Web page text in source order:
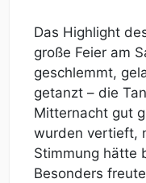
Das Highlight
große Feier am
geschlemmt,
getanzt – die
Mitternacht gut
wurden vertieft,
Stimmung hätte
Besonders